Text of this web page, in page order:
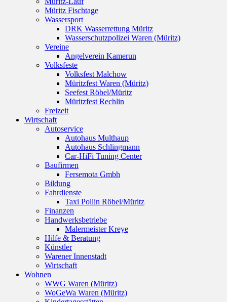
Müritz Fischtage
Wassersport
DRK Wasserrettung Müritz
Wasserschutzpolizei Waren (Müritz)
Vereine
Angelverein Kamerun
Volksfeste
Volksfest Malchow
Müritzfest Waren (Müritz)
Seefest Röbel/Müritz
Müritzfest Rechlin
Freizeit
Wirtschaft
Autoservice
Autohaus Multhaup
Autohaus Schlingmann
Car-HiFi Tuning Center
Baufirmen
Fersemota Gmbh
Bildung
Fahrdienste
Taxi Pollin Röbel/Müritz
Finanzen
Handwerksbetriebe
Malermeister Kreye
Hilfe & Beratung
Künstler
Warener Innenstadt
Wirtschaft
Wohnen
WWG Waren (Müritz)
WoGeWa Waren (Müritz)